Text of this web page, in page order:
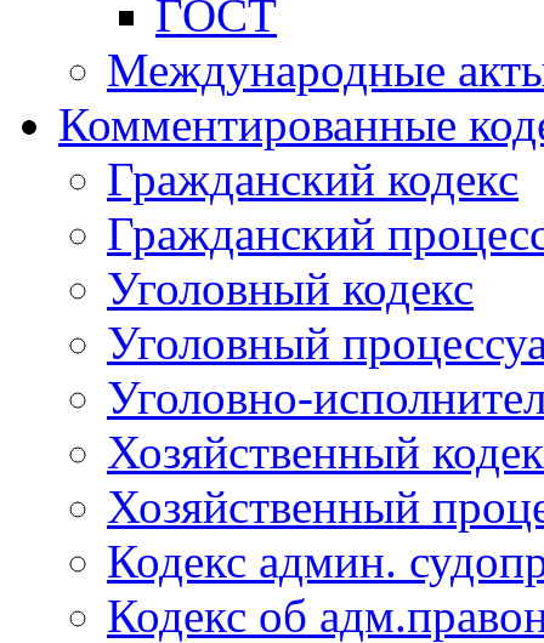
ГОСТ
Международные
Комментированные
Гражданский кодекс
Гражданский
Уголовный кодекс
Уголовный
Уголовно-
Хозяйственный
Хозяйственный
Кодекс админ.
Кодекс об